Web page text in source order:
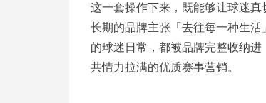
这一套操作下来，既能够让球迷
长期的品牌主张「去往每一种生
的球迷日常，都被品牌完整收纳
共情力拉满的优质赛事营销。